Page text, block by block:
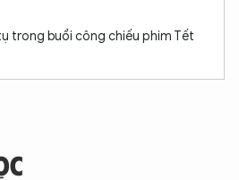
trong buổi công chiếu phim Tết